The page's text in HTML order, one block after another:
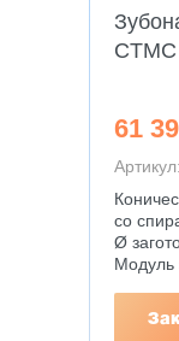
61
со
Ø
Модуль